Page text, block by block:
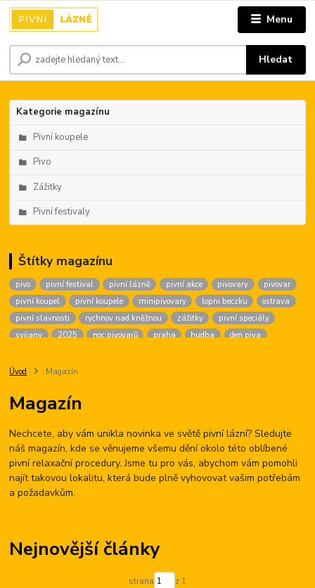
Menu
Hledat
Kategorie magazínu
Pivní koupele
Pivo
Zážitky
Pivní festivaly
Štítky magazínu
pivo pivní festival pivní lázně pivní akce pivovary
pivovar
pivní koupel
pivní koupele minipivovary lopni beczku
ostrava
pivní slavnosti
rychnov nad kněžnou zážitky
pivní speciály
svijany
2025 noc pivovarů praha hudba
den piva
malá morávka
karlovy vary
pití piva
pivní slavnosti tábor
hotel palcát pivni akce
Úvod Magazín
Magazín
Nechcete, aby vám unikla novinka ve světě pivní lázní? Sledujte
náš magazín, kde se věnujeme všemu dění okolo této oblíbené
pivní relaxační procedury. Jsme tu pro vás, abychom vám pomohli
najít takovou lokalitu, která bude plně vyhovovat vašim potřebám
a požadavkům.
Nejnovější články
strana z 1